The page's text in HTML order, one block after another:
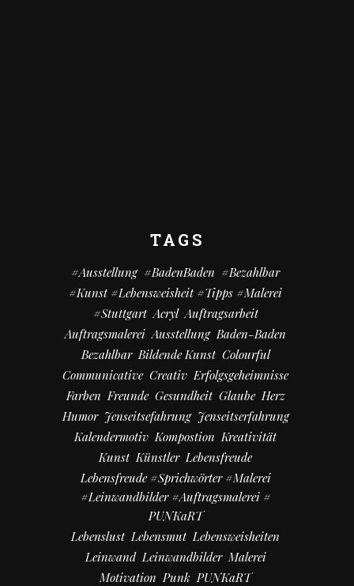
TAGS
#Ausstellung #BadenBaden #bezahlbar
#kunst #Lebensweisheit #Tipps #Malerei
#Stuttgart Acryl Auftragsarbeit
Auftragsmalerei Ausstellung Baden-Baden
Bezahlbar Bildende Kunst Colourful
Communicative Creativ Erfolgsgeheimnisse
Farben Freunde Gesundheit Glaube Herz
Humor Jenseitsefahrung Jenseitserfahrung
Kalendermotiv Kompostion Kreativität
Kunst Künstler Lebensfreude
Lebensfreude #Sprichwörter #Malerei
#Leinwandbilder #Auftragsmalerei #
PUNKaRT
Lebenslust Lebensmut Lebensweisheiten
Leinwand Leinwandbilder Malerei
Motivation Punk PUNKaRT